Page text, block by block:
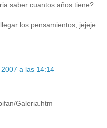
saber cuantos años tiene?
los pensamientos, jejeje
a las 14:14
Galeria.htm